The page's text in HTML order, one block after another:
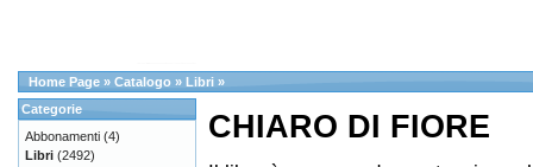
Home Page » Catalogo » Libri »
CHIARO DI FIORE
Categorie
Abbonamenti (4)
Libri (2492)